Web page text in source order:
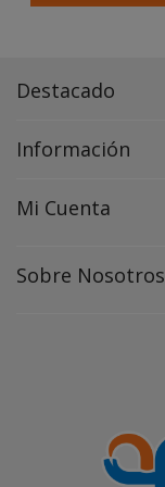
Destacado
Información
Mi Cuenta
Sobre Nosotros